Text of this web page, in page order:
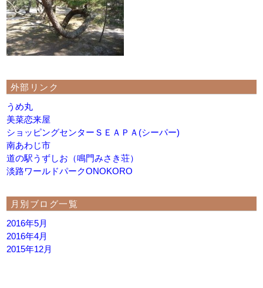
外部リンク
うめ丸
美菜恋来屋
ショッピングセンターＳＥＡＰＡ(シーパー)
南あわじ市
道の駅うずしお（鳴門みさき荘）
淡路ワールドパークONOKORO
月別ブログ一覧
2016年5月
2016年4月
2015年12月